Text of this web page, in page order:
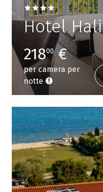
Hotel
21800€
per camera per
notte